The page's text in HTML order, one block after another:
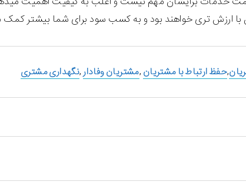
با ارزش تری خواهند بود و به کسب سود برای شما بیشتر کمک
,حفظ ارتباط با مشتریان ,مشتریان وفادار ,نگهداری مشتری